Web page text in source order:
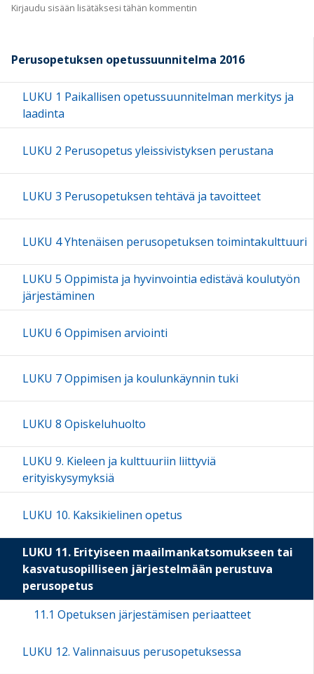
Kirjaudu sisään lisätäksesi tähän kommentin
Perusopetuksen opetussuunnitelma 2016
LUKU 1 Paikallisen opetussuunnitelman merkitys ja
laadinta
LUKU 2 Perusopetus yleissivistyksen perustana
LUKU 3 Perusopetuksen tehtävä ja tavoitteet
LUKU 4 Yhtenäisen perusopetuksen toimintakulttuuri
LUKU 5 Oppimista ja hyvinvointia edistävä koulutyön
järjestäminen
LUKU 6 Oppimisen arviointi
LUKU 7 Oppimisen ja koulunkäynnin tuki
LUKU 8 Opiskeluhuolto
LUKU 9. Kieleen ja kulttuuriin liittyviä
erityiskysymyksiä
LUKU 10. Kaksikielinen opetus
LUKU 11. Erityiseen maailmankatsomukseen tai
kasvatusopilliseen järjestelmään perustuva
perusopetus
11.1 Opetuksen järjestämisen periaatteet
LUKU 12. Valinnaisuus perusopetuksessa